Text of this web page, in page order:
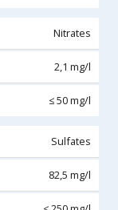
Nitrates
2,1 mg/l
≤ 50 mg/l
Sulfates
82,5 mg/l